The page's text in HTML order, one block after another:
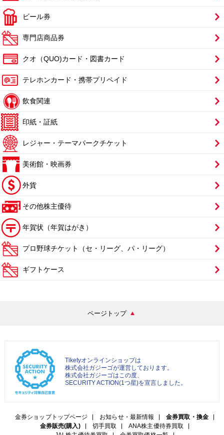
ビール券
専門店商品券
クオ（QUO)カード・図書カード
テレホンカード・携帯プリペイド
飲食関連
印紙・証紙
レジャー・テーマパークチケット
美術館・映画券
外貨
その他株主優待
年賀状（年賀はがき）
プロ野球チケット（セ・リーグ、パ・リーグ）
ギフトケース
ページトップ
Tiketyオンラインショップは
株式会社ガジーゴが運営しております。
株式会社ガジーゴはこの度、
SECURITY ACTION(1つ星)を宣言しました。
金券ショップトップページ お知らせ・最新情報
金券買取・換金
金券販売(購入)
切手買取
ANA株主優待券買取